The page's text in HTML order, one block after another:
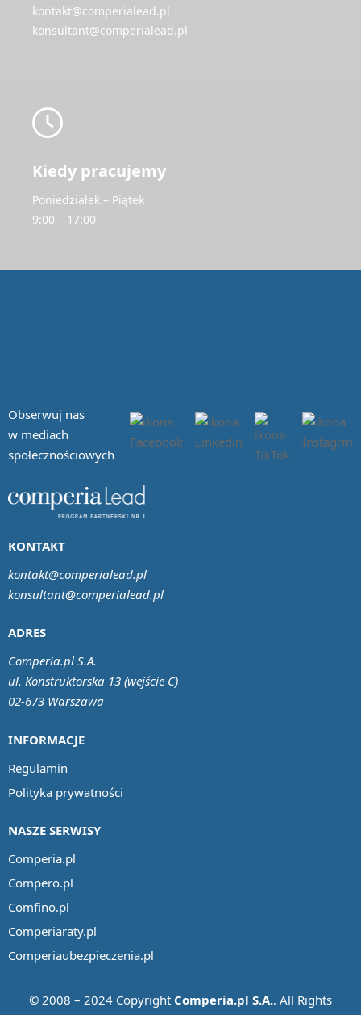
kontakt@comperialead.pl
konsultant@comperialead.pl
Kiedy pracujemy
Poniedziałek – Piątek
9:00 – 17:00
Obserwuj nas
w mediach
społecznościowych
INFORMACJE
Regulamin
Polityka prywatności
NASZE SERWISY
Comperia.pl
Compero.pl
Comfino.pl
Comperiaraty.pl
Comperiaubezpieczenia.pl
ADRES
Comperia.pl S.A.
ul. Konstruktorska 13 (wejście C)
02-673 Warszawa
KONTAKT
kontakt@comperialead.pl
konsultant@comperialead.pl
© 2008 – 2024 Copyright Comperia.pl S.A.. All Rights